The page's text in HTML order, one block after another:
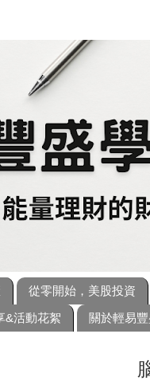
從零開始，美股投資
&活動花絮 關於輕易
腦袋決